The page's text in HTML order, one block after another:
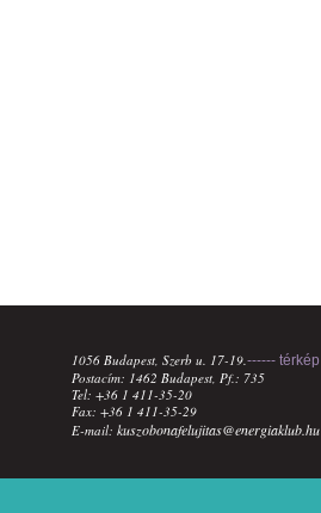
1056 Budapest, Szerb u. 17-19.------ térkép
Postacím: 1462 Budapest, Pf.: 735
Tel: +36 1 411-35-20
Fax: +36 1 411-35-29
E-mail: kuszobonafelujitas@energiaklub.hu